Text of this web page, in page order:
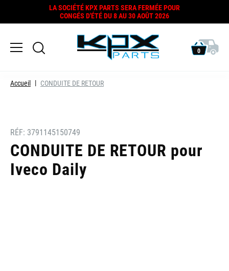
LA SOCIÉTÉ KPX PARTS SERA FERMÉE POUR
CONGÉS D'ÉTÉ DU 8 AU 30 AOÛT 2026
0
Accueil CONDUITE DE RETOUR
RÉF: 3791145150749
CONDUITE DE RETOUR pour
Iveco Daily